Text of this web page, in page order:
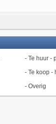
- Te huur -
- Te koop -
- Overig